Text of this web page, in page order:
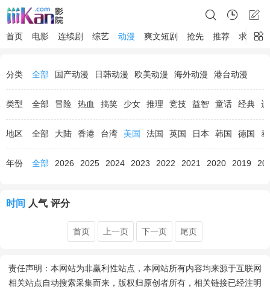
首页 电影 连续剧 综艺 动漫 爽文短剧 抢先 推荐 求片
分类 全部 国产动漫 日韩动漫 欧美动漫 海外动漫 港台动漫
类型 全部 冒险 热血 搞笑 少女 推理 竞技 益智 童话 经典
地区 全部 大陆 香港 台湾 美国 法国 英国 日本 韩国 德国
年份 全部 2026 2025 2024 2023 2022 2021 2020 2019
时间 人气 评分
首页 上一页 下一页 尾页
责任声明：本网站为非赢利性站点，本网站所有内容均来源于互联网
相关站点自动搜索采集而来，版权归原创者所有，相关链接已经注明